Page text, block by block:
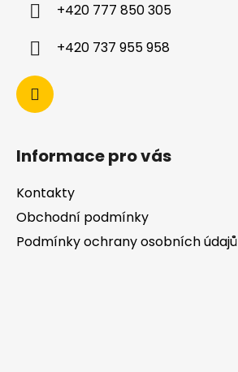
+420 777 850 305
+420 737 955 958
Informace pro vás
Kontakty
Obchodní podmínky
Podmínky ochrany osobních údajů